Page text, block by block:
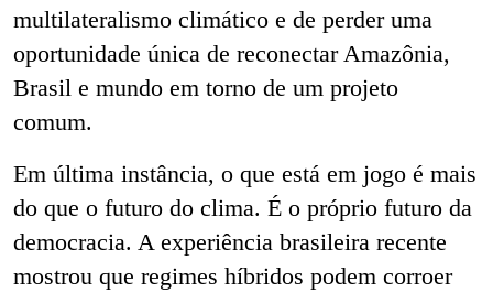
multilateralismo climático e de perder uma
oportunidade única de reconectar Amazônia,
Brasil e mundo em torno de um projeto
comum.
Em última instância, o que está em jogo é mais
do que o futuro do clima. É o próprio futuro da
democracia. A experiência brasileira recente
mostrou que regimes híbridos podem corroer